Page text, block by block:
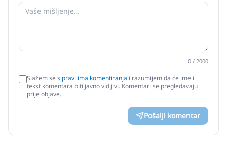
0 / 2000
Slažem se s pravilima komentiranja i razumijem da će ime i
tekst komentara biti javno vidljivi. Komentari se pregledavaju
prije objave.
Pošalji komentar